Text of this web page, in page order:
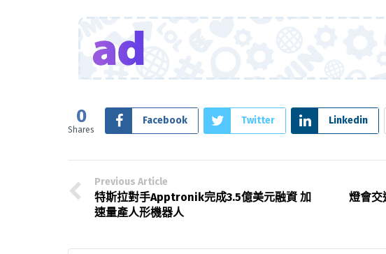
0
Shares
Facebook Twitter Linkedin
Previous Article
特斯拉對手Apptronik完成3.5億美元融資 加
速量產人形機器人
燈會交